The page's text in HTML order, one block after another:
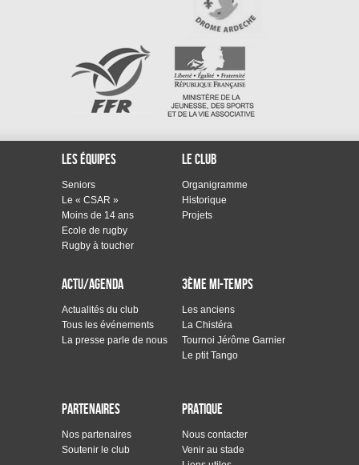
Les équipes
Seniors
Le « CSAR »
Moins de 14 ans
Ecole de rugby
Rugby à toucher
Le club
Organigramme
Historique
Projets
Actu/Agenda
Actualités du club
Tous les événements
La presse parle de nous
3ème mi-temps
Les anciens
La Chistéra
Tournoi Jérôme Garnier
Le ptit Tango
Partenaires
Nos partenaires
Soutenir le club
Pratique
Nous contacter
Venir au stade